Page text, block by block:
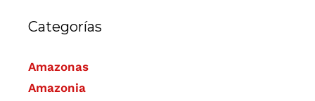
Categorías
Amazonas
Amazonia